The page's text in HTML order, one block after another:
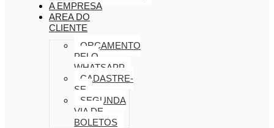
A EMPRESA
AREA DO
CLIENTE
ORÇAMENTO
PELO
WHATSAPP
CADASTRE-
SE
SEGUNDA
VIA DE
BOLETOS